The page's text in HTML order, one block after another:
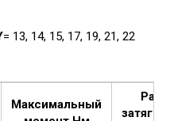
= 13, 14, 15, 17, 19, 21, 22
Максимальный